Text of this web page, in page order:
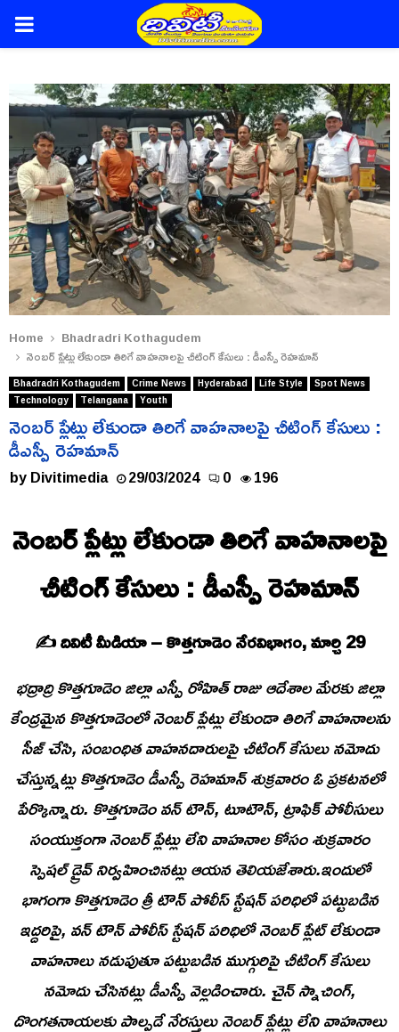
PRIMARY
Home
Bhadradri Kothagudem
నెంబర్ ప్లేట్లు లేకుండా తిరిగే వాహనాలపై చీటింగ్ కేసులు : డీఎస్పీ రెహమాన్
Bhadradri Kothagudem Crime News Hyderabad Life Style
Spot News
Technology
Telangana Youth
నెంబర్ ప్లేట్లు లేకుండా తిరిగే వాహనాలపై చీటింగ్ కేసులు :
డీఎస్పీ రెహమాన్
byDivitimedia 29/03/2024 0 196
నెంబర్ ప్లేట్లు లేకుండా తిరిగే వాహనాలపై
చీటింగ్ కేసులు : డీఎస్పీ రెహమాన్
✍️ దివిటీ మీడియా – కొత్తగూడెం నేరవిభాగం, మార్చి 29
భద్రాద్రి కొత్తగూడెం జిల్లా ఎస్పీ రోహిత్ రాజు ఆదేశాల మేరకు జిల్లా
కేంద్రమైన కొత్తగూడెంలో నెంబర్ ప్లేట్లు లేకుండా తిరిగే వాహనాలను
సీజ్ చేసి, సంబంధిత వాహనదారులపై చీటింగ్ కేసులు నమోదు
చేస్తున్నట్లు కొత్తగూడెం డీఎస్పీ రెహమాన్ శుక్రవారం ఓ ప్రకటనలో
పేర్కొన్నారు. కొత్తగూడెం వన్ టౌన్, టూటౌన్, ట్రాఫిక్ పోలీసులు
సంయుక్తంగా నెంబర్ ప్లేట్లు లేని వాహనాల కోసం శుక్రవారం
స్పెషల్ డ్రైవ్ నిర్వహించినట్లు ఆయన తెలియజేశారు.ఇందులో
భాగంగా కొత్తగూడెం త్రీ టౌన్ పోలీస్ స్టేషన్ పరిధిలో పట్టుబడిన
ఇద్దరిపై, వన్ టౌన్ పోలీస్ స్టేషన్ పరిధిలో నెంబర్ ప్లేట్ లేకుండా
వాహనాలు నడుపుతూ పట్టుబడిన ముగ్గురిపై చీటింగ్ కేసులు
నమోదు చేసినట్లు డీఎస్పీ వెల్లడించారు. చైన్ స్నాచింగ్,
దొంగతనాయలకు పాల్పడే నేరస్తులు నెంబర్ ప్లేట్లు లేని వాహనాలు